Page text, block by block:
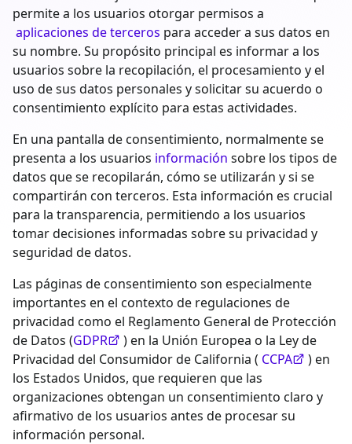
permite a los usuarios otorgar permisos a
aplicaciones de terceros para acceder a sus datos en
su nombre. Su propósito principal es informar a los
usuarios sobre la recopilación, el procesamiento y el
uso de sus datos personales y solicitar su acuerdo o
consentimiento explícito para estas actividades.
En una pantalla de consentimiento, normalmente se
presenta a los usuarios información sobre los tipos de
datos que se recopilarán, cómo se utilizarán y si se
compartirán con terceros. Esta información es crucial
para la transparencia, permitiendo a los usuarios
tomar decisiones informadas sobre su privacidad y
seguridad de datos.
Las páginas de consentimiento son especialmente
importantes en el contexto de regulaciones de
privacidad como el Reglamento General de Protección
de Datos (GDPR
) en la Unión Europea o la Ley de
Privacidad del Consumidor de California ( CCPA
) en
los Estados Unidos, que requieren que las
organizaciones obtengan un consentimiento claro y
afirmativo de los usuarios antes de procesar su
información personal.